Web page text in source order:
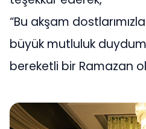
“Bu akşam
büyük mutluluk
bereketli bir Ramazan